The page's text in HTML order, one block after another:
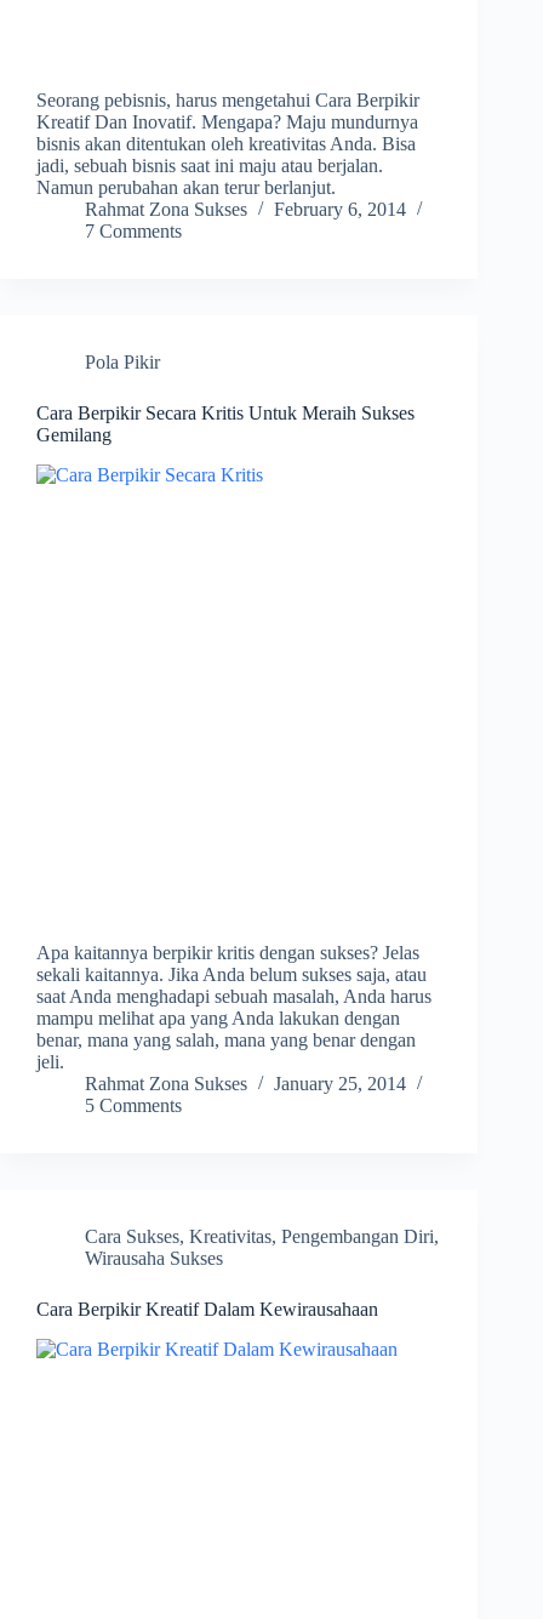
Seorang pebisnis, harus mengetahui Cara Berpikir
Kreatif Dan Inovatif. Mengapa? Maju mundurnya
bisnis akan ditentukan oleh kreativitas Anda. Bisa
jadi, sebuah bisnis saat ini maju atau berjalan.
Namun perubahan akan terur berlanjut.
Rahmat Zona Sukses
February 6, 2014
7 Comments
Pola Pikir
Cara Berpikir Secara Kritis Untuk Meraih Sukses
Gemilang
Apa kaitannya berpikir kritis dengan sukses? Jelas
sekali kaitannya. Jika Anda belum sukses saja, atau
saat Anda menghadapi sebuah masalah, Anda harus
mampu melihat apa yang Anda lakukan dengan
benar, mana yang salah, mana yang benar dengan
jeli.
Rahmat Zona Sukses
January 25, 2014
5 Comments
Cara Sukses, Kreativitas, Pengembangan Diri,
Wirausaha Sukses
Cara Berpikir Kreatif Dalam Kewirausahaan